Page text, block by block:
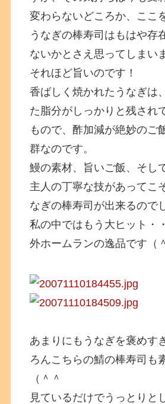
変わらないどころか、ここ
うなぎの棒寿司はもはや存
ないかとさえ思ってしまい
それほど旨いのです！
香ばしく焼かれたうなぎは
た脂分がしっかりと残され
もので、酢加減が絶妙のご
群なのです。
鰻の素材、旨いご飯、そし
主人の丁寧な技があってこ
なぎの棒寿司が出来るので
私の中ではもう大ヒット・
外ホームランの逸品です（
あまりにもうなぎを褒めす
ろんこちらの鯖の棒寿司も
（＾＾
見ているだけでうっとりと